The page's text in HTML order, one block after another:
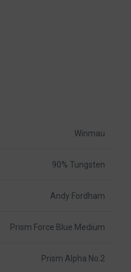
Winmau
90% Tungsten
Andy Fordham
Prism Force Blue Medium
Prism Alpha No.2